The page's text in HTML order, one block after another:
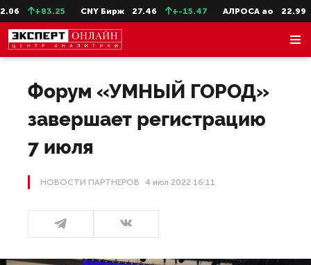
CNY Бирж 27.46 +-15.47 АЛРОСА ао 22.99 +-0.11
Форум «УМНЫЙ ГОРОД»
завершает регистрацию
7 июля
НОВОСТИ ПАРТНЕРОВ 4 июл 2022 16:11